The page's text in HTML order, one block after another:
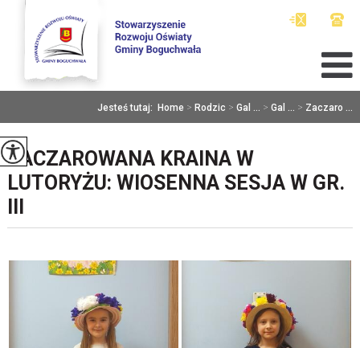
Jesteś tutaj: Home > Rodzic > Gal ... > Gal ... > Zaczaro ...
ZACZAROWANA KRAINA W
LUTORYŻU: WIOSENNA SESJA W GR.